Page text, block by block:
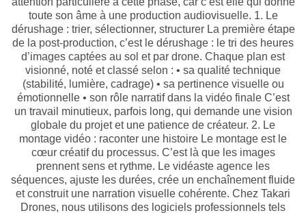
toute son âme à une production audiovisuelle. 1. Le
dérushage : trier, sélectionner, structurer La première étape
de la post-production, c’est le dérushage : le tri des heures
d’images captées au sol et par drone. Chaque plan est
visionné, noté et classé selon : • sa qualité technique
(stabilité, lumière, cadrage) • sa pertinence visuelle ou
émotionnelle • son rôle narratif dans la vidéo finale C’est
un travail minutieux, parfois long, qui demande une vision
globale du projet et une patience de créateur. 2. Le
montage vidéo : raconter une histoire Le montage est le
cœur créatif du processus. C’est là que les images
prennent sens et rythme. Le vidéaste agence les
séquences, ajuste les durées, crée un enchaînement fluide
et construit une narration visuelle cohérente. Chez Takari
Drones, nous utilisons des logiciels professionnels tels